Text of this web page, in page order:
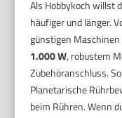
Als Hobbykoch willst
häufiger und länger.
günstigen
1.000 W, robustem
Zubehöranschluss.
Planetarische
beim Rühren. Wenn